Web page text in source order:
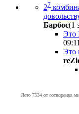
27
Бapбoc(1
Это
09:11
Это
Лето 7534 от сотворения